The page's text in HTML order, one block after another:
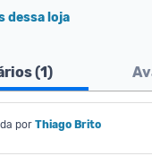
dessa loja
(1)
por Thiago Brito